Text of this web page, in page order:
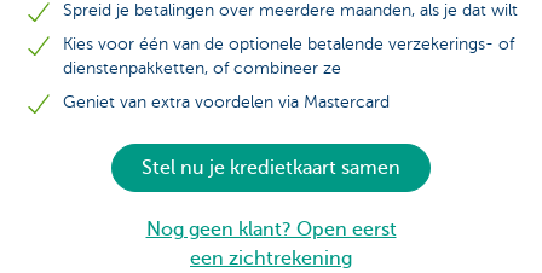
Spreid je betalingen over meerdere maanden, als je dat wilt
Kies voor één van de optionele betalende verzekerings- of
dienstenpakketten, of combineer ze
Geniet van extra voordelen via Mastercard
Stel nu je kredietkaart samen
Nog geen klant? Open eerst
een zichtrekening